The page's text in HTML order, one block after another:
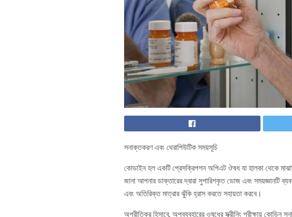
সনাক্তকরণ এবং থেরাপিউটিক সময়সূচি
কোডাইন হল একটি প্রেসক্রিপশন অপিএট ঔষধ যা হালকা থেকে
জানা আপনার ডাক্তারের দ্বারা সুপারিশকৃত ডোজ এবং সময়জ্ঞানটি
এবং অতিরিক্ত মাত্রার ঝুঁকি হ্রাস করতে সহায়তা করবে।
অপ্রীতিকর হিসাবে, অপব্যবহারের ওষুধের স্ক্রীনিং পরীক্ষায় কোডিন